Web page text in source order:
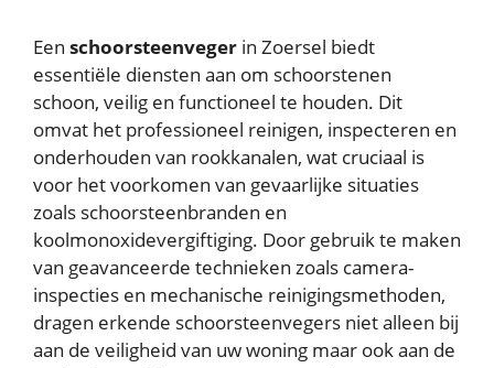
Een schoorsteenveger in Zoersel biedt
essentiële diensten aan om schoorstenen
schoon, veilig en functioneel te houden. Dit
omvat het professioneel reinigen, inspecteren en
onderhouden van rookkanalen, wat cruciaal is
voor het voorkomen van gevaarlijke situaties
zoals schoorsteenbranden en
koolmonoxidevergiftiging. Door gebruik te maken
van geavanceerde technieken zoals camera-
inspecties en mechanische reinigingsmethoden,
dragen erkende schoorsteenvegers niet alleen bij
aan de veiligheid van uw woning maar ook aan de